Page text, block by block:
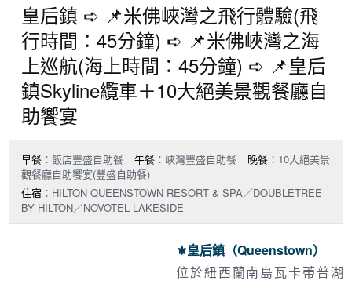
皇后鎮 ➪ 📌米佛峽灣之飛行體驗(飛
行時間：45分鐘) ➪ 📌米佛峽灣之海
上巡航(海上時間：45分鐘) ➪ 📌皇后
鎮Skyline纜車＋10大絕美景觀餐廳自
助饗宴
早餐 ：飯店豐盛自助餐 午餐 ：峽灣豐盛自助餐 晚餐 ：10大絕美景
觀餐廳自助饗宴(豐盛自助餐)
住宿 ：HILTON QUEENSTOWN RESORT & SPA／DOUBLETREE
BY HILTON／NOVOTEL LAKESIDE
⚜︎皇后鎮（Queenstown）
位於紐西蘭南島瓦卡蒂普湖